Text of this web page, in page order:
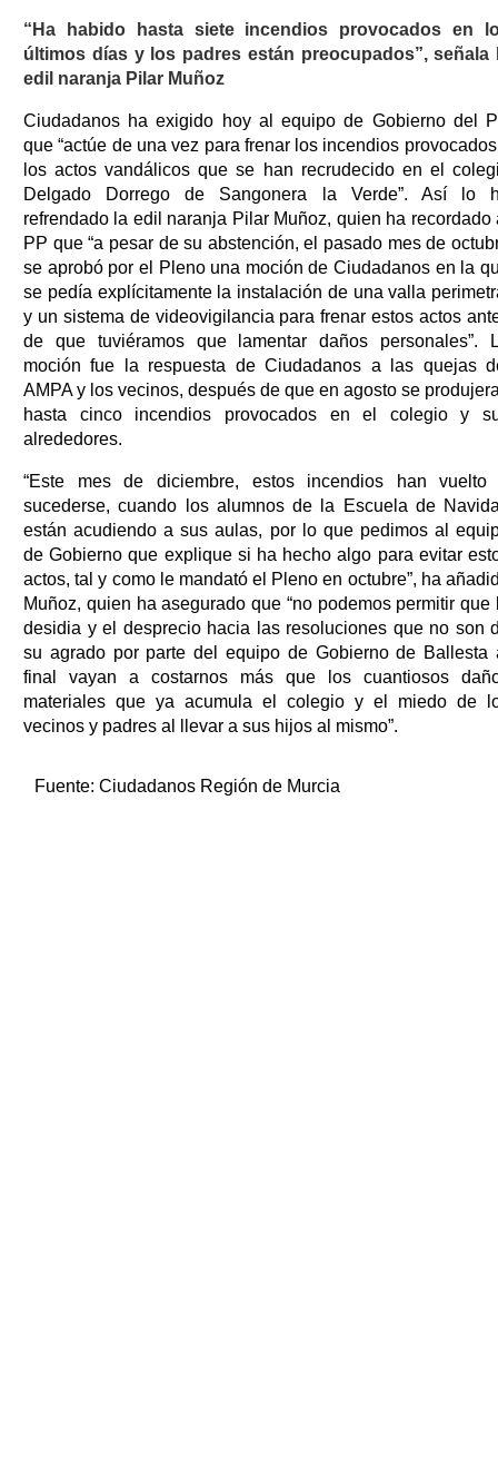
“Ha habido hasta siete incendios provocados en
últimos días y los padres están preocupados”, señala
edil naranja Pilar Muñoz
Ciudadanos ha exigido hoy al equipo de Gobierno del
que “actúe de una vez para frenar los incendios
los actos vandálicos que se han recrudecido en el
Delgado Dorrego de Sangonera la Verde”. Así lo
refrendado la edil naranja Pilar Muñoz, quien ha recordado
PP que “a pesar de su abstención, el pasado mes de
se aprobó por el Pleno una moción de Ciudadanos en la
se pedía explícitamente la instalación de una valla
y un sistema de videovigilancia para frenar estos actos
de que tuviéramos que lamentar daños personales”.
moción fue la respuesta de Ciudadanos a las quejas
AMPA y los vecinos, después de que en agosto se
hasta cinco incendios provocados en el colegio y
alrededores.
“Este mes de diciembre, estos incendios han vuelto
sucederse, cuando los alumnos de la Escuela de
están acudiendo a sus aulas, por lo que pedimos al
de Gobierno que explique si ha hecho algo para evitar
actos, tal y como le mandató el Pleno en octubre”, ha
Muñoz, quien ha asegurado que “no podemos permitir que
desidia y el desprecio hacia las resoluciones que no son
su agrado por parte del equipo de Gobierno de Ballesta
final vayan a costarnos más que los cuantiosos
materiales que ya acumula el colegio y el miedo de
vecinos y padres al llevar a sus hijos al mismo”.
Fuente: Ciudadanos Región de Murcia